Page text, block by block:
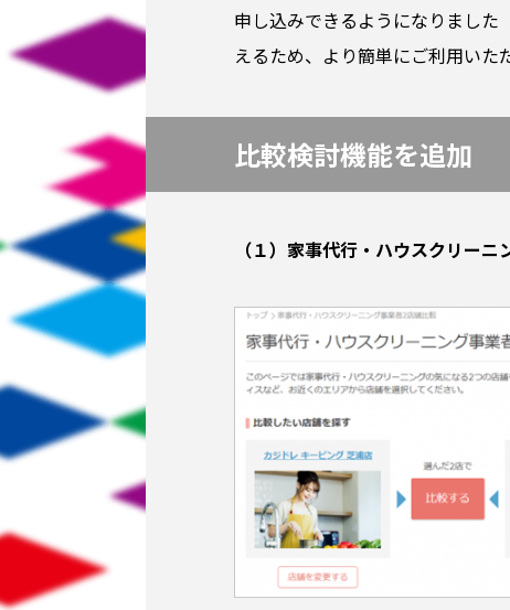
申し込みできるようになりまし
えるため、より簡単にご利用いた
比較検討機能を追加
（１）家事代行・ハウスクリー